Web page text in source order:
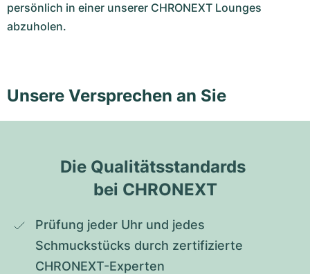
persönlich in einer unserer CHRONEXT Lounges
abzuholen.
Unsere Versprechen an Sie
Die Qualitätsstandards
bei CHRONEXT
Prüfung jeder Uhr und jedes
Schmuckstücks durch zertifizierte
CHRONEXT-Experten